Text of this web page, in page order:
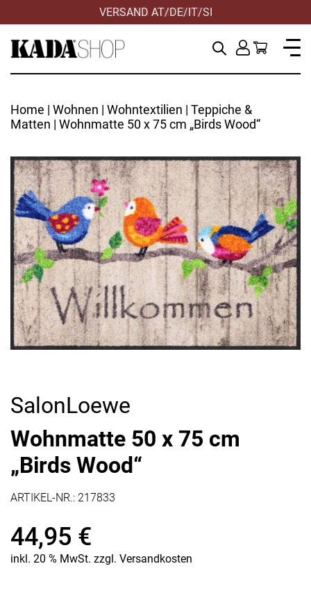
VERSAND AT/DE/IT/SI
Home | Wohnen | Wohntextilien | Teppiche &
Matten | Wohnmatte 50 x 75 cm „Birds Wood“
SalonLoewe
Wohnmatte 50 x 75 cm
„Birds Wood“
ARTIKEL-NR.: 217833
44,95 €
inkl. 20 % MwSt. zzgl. Versandkosten